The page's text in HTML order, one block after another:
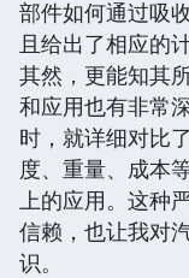
部件如何通过吸
且给出了相应的
其然，更能知其
和应用也有非常
时，就详细对比
度、重量、成本
上的应用。这种
信赖，也让我对
识。